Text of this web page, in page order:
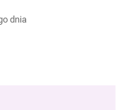
dnia